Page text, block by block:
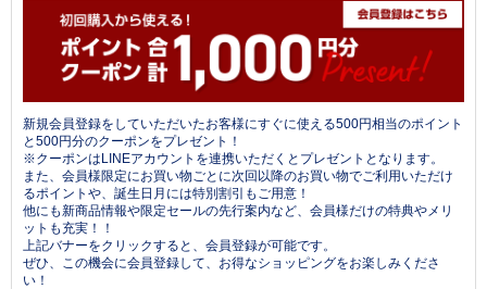
新規会員登録をしていただいたお客様にすぐに使える500円相当のポイント
と500円分のクーポンをプレゼント！
※クーポンはLINEアカウントを連携いただくとプレゼントとなります。
また、会員様限定にお買い物ごとに次回以降のお買い物でご利用いただけ
るポイントや、誕生日月には特別割引もご用意！
他にも新商品情報や限定セールの先行案内など、会員様だけの特典やメリ
ットも充実！！
上記バナーをクリックすると、会員登録が可能です。
ぜひ、この機会に会員登録して、お得なショッピングをお楽しみくださ
い！